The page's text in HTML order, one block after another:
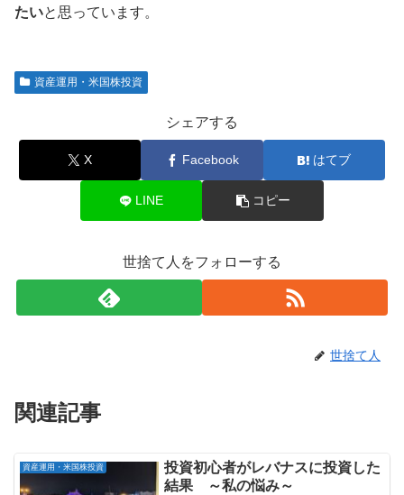
たいと思っています。
資産運用・米国株投資
シェアする
X Facebook はてブ
LINE コピー
世捨て人をフォローする
世捨て人
関連記事
資産運用・米国株投資
投資初心者がレバナスに投資した
結果 ～私の悩み～